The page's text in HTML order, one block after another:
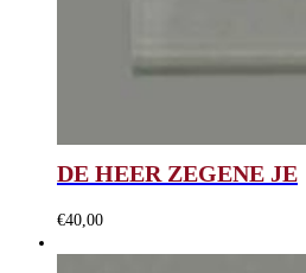
DE HEER ZEGENE JE
€40,00